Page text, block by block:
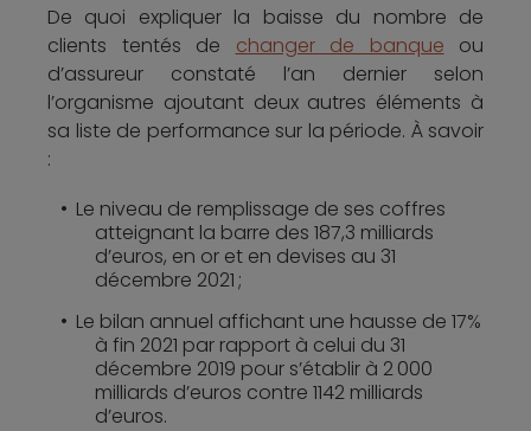
De quoi expliquer la baisse du nombre de
clients tentés de changer de banque ou
d’assureur constaté l’an dernier selon
l’organisme ajoutant deux autres éléments à
sa liste de performance sur la période. À savoir
:
Le niveau de remplissage de ses coffres
atteignant la barre des 187,3 milliards
d’euros, en or et en devises au 31
décembre 2021 ;
Le bilan annuel affichant une hausse de 17%
à fin 2021 par rapport à celui du 31
décembre 2019 pour s’établir à 2 000
milliards d’euros contre 1142 milliards
d’euros.